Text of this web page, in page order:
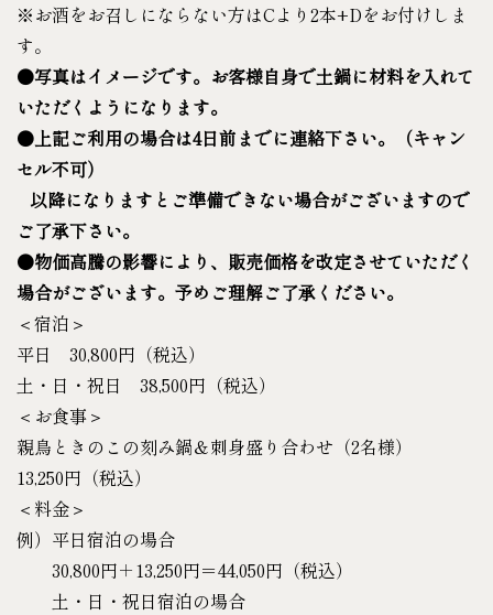
※お酒をお召しにならない方はCより2本+Dをお付けしま
す。
●写真はイメージです。お客様自身で土鍋に材料を入れて
いただくようになります。
●上記ご利用の場合は4日前までに連絡下さい。（キャン
セル不可）
以降になりますとご準備できない場合がございますので
ご了承下さい。
●物価高騰の影響により、販売価格を改定させていただく
場合がございます。予めご理解ご了承ください。
＜宿泊＞
平日 30,800円（税込）
土・日・祝日 38,500円（税込）
＜お食事＞
親鳥ときのこの刻み鍋＆刺身盛り合わせ（2名様）
13,250円（税込）
＜料金＞
例）平日宿泊の場合
30,800円＋13,250円＝44,050円（税込）
土・日・祝日宿泊の場合